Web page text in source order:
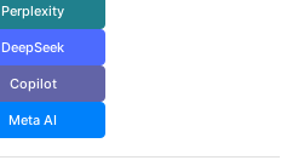
Perplexity
DeepSeek
Copilot
Meta AI